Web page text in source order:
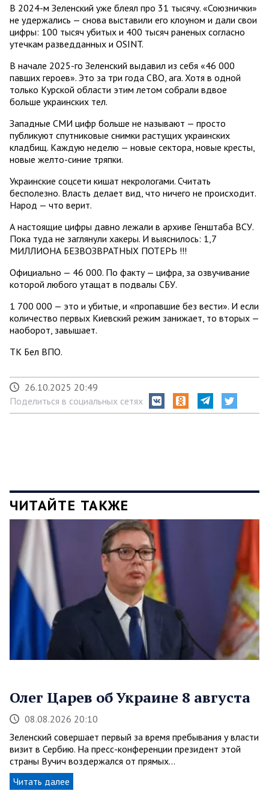
В 2024-м Зеленский уже блеял про 31 тысячу. «Союзнички»
не удержались — снова выставили его клоуном и дали свои
цифры: 100 тысяч убитых и 400 тысяч раненых согласно
утечкам разведданных и OSINT.
В начале 2025-го Зеленский выдавил из себя «46 000
павших героев». Это за три года СВО, ага. Хотя в одной
только Курской области этим летом собрали вдвое
больше украинских тел.
Западные СМИ цифр больше не называют — просто
публикуют спутниковые снимки растущих украинских
кладбищ. Каждую неделю — новые сектора, новые кресты,
новые желто-синие тряпки.
Украинские соцсети кишат некрологами. Считать
бесполезно. Власть делает вид, что ничего не происходит.
Народ — что верит.
А настоящие цифры давно лежали в архиве Генштаба ВСУ.
Пока туда не заглянули хакеры. И выяснилось: 1,7
МИЛЛИОНА БЕЗВОЗВРАТНЫХ ПОТЕРЬ !!!
Официально — 46 000. По факту — цифра, за озвучивание
которой любого утащат в подвалы СБУ.
1 700 000 — это и убитые, и «пропавшие без вести». И если
количество первых Киевский режим занижает, то вторых —
наоборот, завышает.
ТК Бел ВПО.
26.10.2025 20:49
Поделиться в социальных сетях
ЧИТАЙТЕ ТАКЖЕ
Олег Царев об Украине 8 августа
08.08.2026 20:10
Зеленский совершает первый за время пребывания у власти
визит в Сербию. На пресс-конференции президент этой
страны Вучич воздержался от прямых…
Читать далее